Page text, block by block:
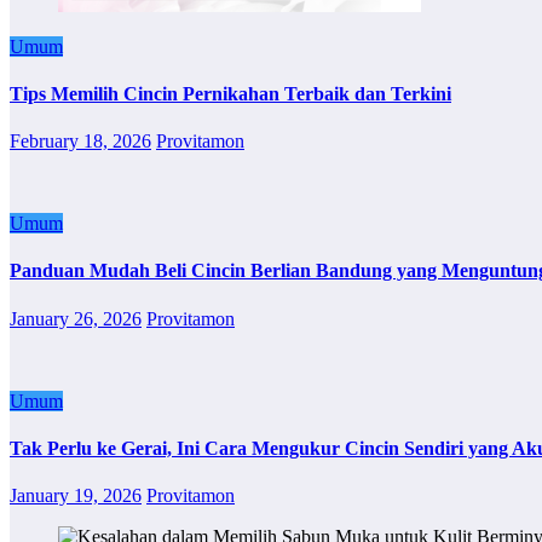
Umum
Tips Memilih Cincin Pernikahan Terbaik dan Terkini
February 18, 2026 Provitamon
Umum
Panduan Mudah Beli Cincin Berlian Bandung yang
January 26, 2026 Provitamon
Umum
Tak Perlu ke Gerai, Ini Cara Mengukur Cincin Sendiri yang
January 19, 2026 Provitamon